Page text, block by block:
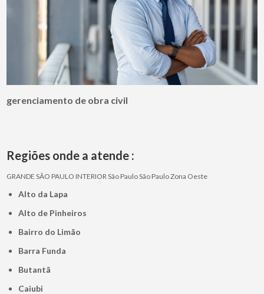
gerenciamento de obra civil
Regiões onde a atende :
GRANDE SÃO PAULO INTERIOR São PauloSão PauloZona Oeste
Alto da Lapa
Alto de Pinheiros
Bairro do Limão
Barra Funda
Butantã
Caiubi